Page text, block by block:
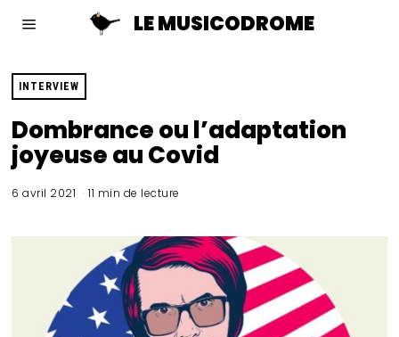
LE MUSICODROME
INTERVIEW
Dombrance ou l’adaptation
joyeuse au Covid
6 avril 2021 11 min de lecture